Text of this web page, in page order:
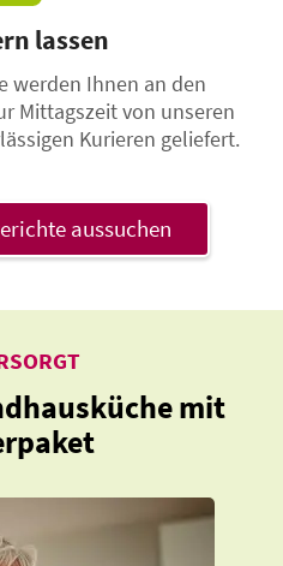
lassen
werden Ihnen an den
Mittagszeit von unseren
Kurieren geliefert.
aussuchen
mit